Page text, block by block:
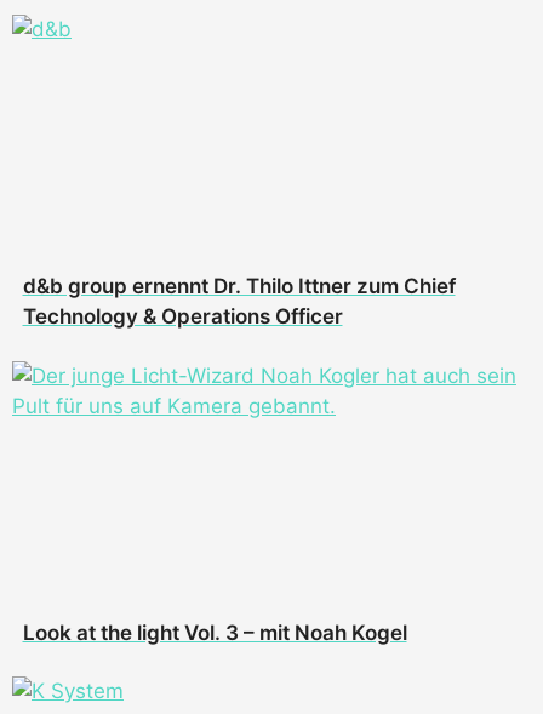
d&b group ernennt Dr. Thilo Ittner zum Chief
Technology & Operations Officer
Look at the light Vol. 3 – mit Noah Kogel